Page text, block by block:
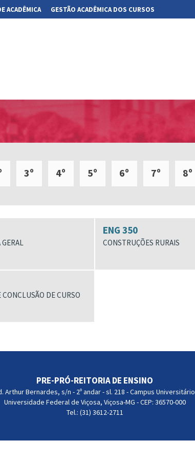
ACADÊMICA GESTÃO ACADÊMICA DOS CURSOS
3º 4º 5º 6º 7º 8º
ENG 350
CONSTRUÇÕES RURAIS
DE CURSO
PRE-PRÓ-REITORIA DE ENSINO
Arthur Bernardes, s/n - 2º andar - sl. 218 - Campus Universitário
Universidade Federal de Viçosa, Viçosa-MG - CEP: 36570-000
Tel.: (31) 3612-2711